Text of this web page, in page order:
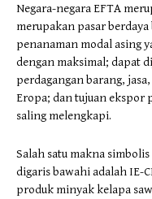
Negara-negara EFTA
merupakan pasar
penanaman modal asing
dengan maksimal; dapat
perdagangan barang,
Eropa; dan tujuan ekspor
saling melengkapi.
Salah satu makna
digaris bawahi adalah IE-
produk minyak kelapa